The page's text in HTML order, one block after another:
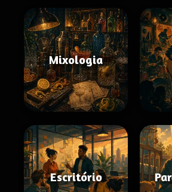
Mixologia
Escritório